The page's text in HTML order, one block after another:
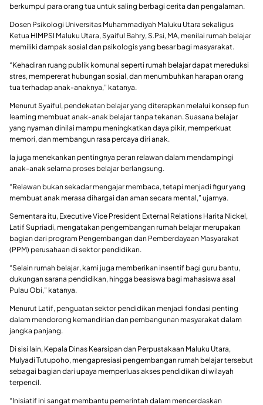
berkumpul para orang tua untuk saling berbagi cerita dan pengalaman.
Dosen Psikologi Universitas Muhammadiyah Maluku Utara sekaligus
Ketua HIMPSI Maluku Utara, Syaiful Bahry, S.Psi, MA, menilai rumah belajar
memiliki dampak sosial dan psikologis yang besar bagi masyarakat.
“Kehadiran ruang publik komunal seperti rumah belajar dapat mereduksi
stres, mempererat hubungan sosial, dan menumbuhkan harapan orang
tua terhadap anak-anaknya,” katanya.
Menurut Syaiful, pendekatan belajar yang diterapkan melalui konsep fun
learning membuat anak-anak belajar tanpa tekanan. Suasana belajar
yang nyaman dinilai mampu meningkatkan daya pikir, memperkuat
memori, dan membangun rasa percaya diri anak.
Ia juga menekankan pentingnya peran relawan dalam mendampingi
anak-anak selama proses belajar berlangsung.
“Relawan bukan sekadar mengajar membaca, tetapi menjadi figur yang
membuat anak merasa dihargai dan aman secara mental,” ujarnya.
Sementara itu, Executive Vice President External Relations Harita Nickel,
Latif Supriadi, mengatakan pengembangan rumah belajar merupakan
bagian dari program Pengembangan dan Pemberdayaan Masyarakat
(PPM) perusahaan di sektor pendidikan.
“Selain rumah belajar, kami juga memberikan insentif bagi guru bantu,
dukungan sarana pendidikan, hingga beasiswa bagi mahasiswa asal
Pulau Obi,” katanya.
Menurut Latif, penguatan sektor pendidikan menjadi fondasi penting
dalam mendorong kemandirian dan pembangunan masyarakat dalam
jangka panjang.
Di sisi lain, Kepala Dinas Kearsipan dan Perpustakaan Maluku Utara,
Mulyadi Tutupoho, mengapresiasi pengembangan rumah belajar tersebut
sebagai bagian dari upaya memperluas akses pendidikan di wilayah
terpencil.
“Inisiatif ini sangat membantu pemerintah dalam mencerdaskan